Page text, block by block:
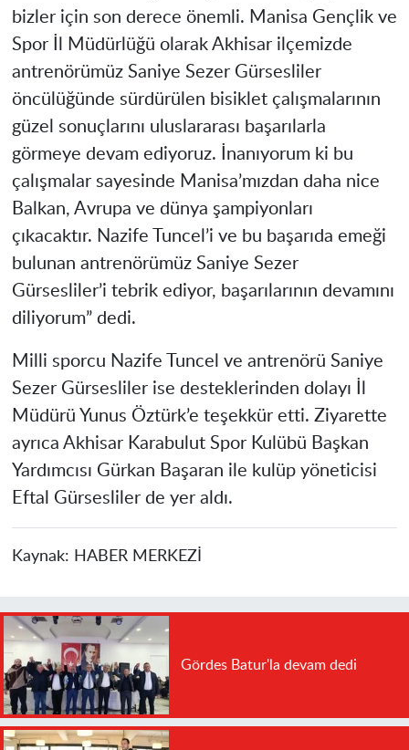
bizler için son derece önemli. Manisa Gençlik ve
Spor İl Müdürlüğü olarak Akhisar ilçemizde
antrenörümüz Saniye Sezer Gürsesliler
öncülüğünde sürdürülen bisiklet çalışmalarının
güzel sonuçlarını uluslararası başarılarla
görmeye devam ediyoruz. İnanıyorum ki bu
çalışmalar sayesinde Manisa’mızdan daha nice
Balkan, Avrupa ve dünya şampiyonları
çıkacaktır. Nazife Tuncel’i ve bu başarıda emeği
bulunan antrenörümüz Saniye Sezer
Gürsesliler’i tebrik ediyor, başarılarının devamını
diliyorum” dedi.
Milli sporcu Nazife Tuncel ve antrenörü Saniye
Sezer Gürsesliler ise desteklerinden dolayı İl
Müdürü Yunus Öztürk’e teşekkür etti. Ziyarette
ayrıca Akhisar Karabulut Spor Kulübü Başkan
Yardımcısı Gürkan Başaran ile kulüp yöneticisi
Eftal Gürsesliler de yer aldı.
Kaynak: HABER MERKEZİ
Gördes Batur'la devam dedi